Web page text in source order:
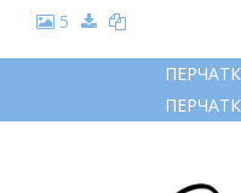
5